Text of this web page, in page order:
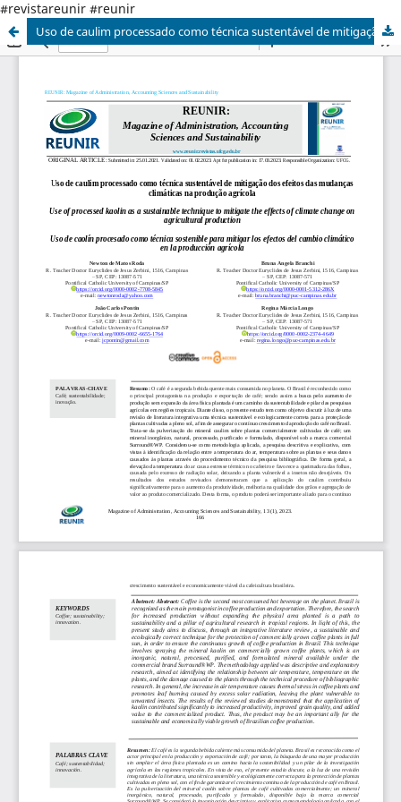
#revistareunir #reunir
Uso de caulim processado como técnica sustentável de mitigação dos efeitos das mudanças climáticas na produção agrícola